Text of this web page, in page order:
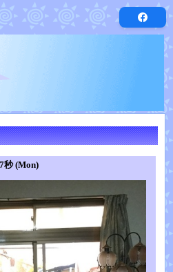
秒 (Mon)